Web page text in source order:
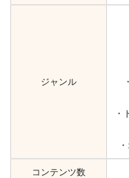
ジャンル
・
コンテンツ数